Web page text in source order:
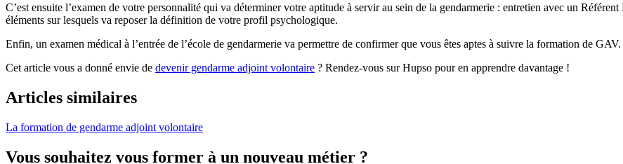
C’est ensuite l’examen de votre personnalité qui va déterminer votre aptitude à servir au sein de la gendarmerie : entretien avec un
éléments sur lesquels va reposer la définition de votre profil psychologique.
Enfin, un examen médical à l’entrée de l’école de gendarmerie va permettre de confirmer que vous êtes aptes à suivre la formation de GAV.
Cet article vous a donné envie de devenir gendarme adjoint volontaire ? Rendez-vous sur Hupso pour en apprendre davantage !
Articles similaires
La formation de gendarme adjoint volontaire
Vous souhaitez vous former à un nouveau métier ?